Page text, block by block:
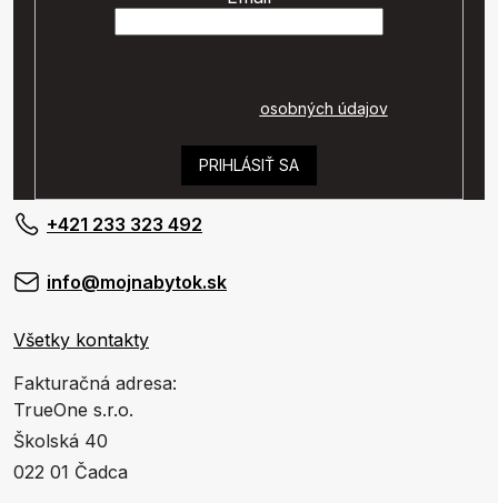
osobných údajov.
PRIHLÁSIŤ SA
+421 233 323 492
info@mojnabytok.sk
Všetky kontakty
Fakturačná adresa:
TrueOne s.r.o.
Školská 40
022 01 Čadca